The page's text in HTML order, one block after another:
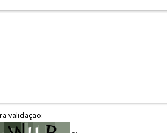
validação: